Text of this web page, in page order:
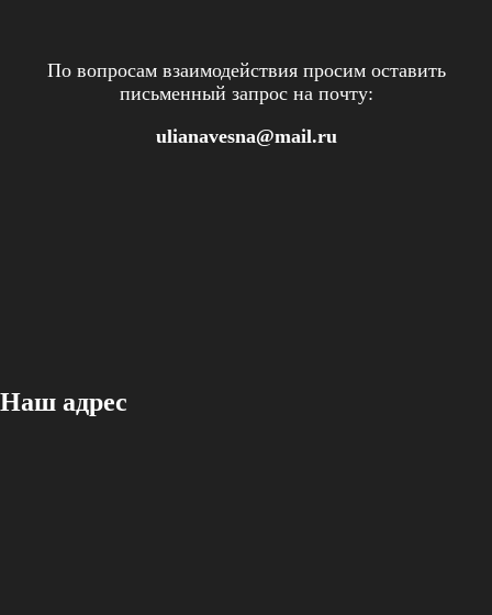
По вопросам взаимодействия просим оставить
письменный запрос на почту:
ulianavesna@mail.ru
Наш адрес